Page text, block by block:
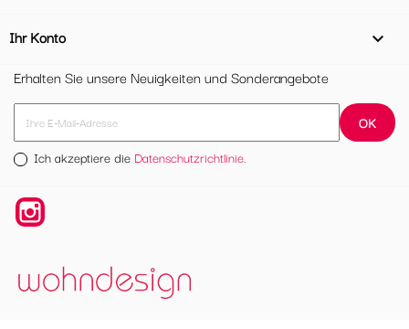
Ihr Konto

Erhalten Sie unsere Neuigkeiten und Sonderangebote
Ich akzeptiere die Datenschutzrichtlinie.